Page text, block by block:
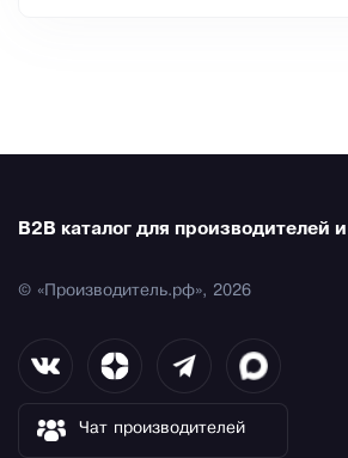
B2B каталог для производителей
© «Производитель.рф», 2026
Чат производителей